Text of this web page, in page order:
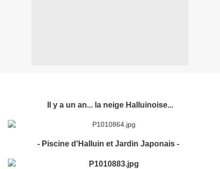
Il y a un an... la neige Halluinoise...
- Piscine d'Halluin et Jardin Japonais -